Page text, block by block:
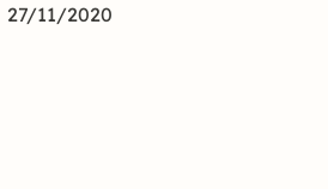
27/11/2020